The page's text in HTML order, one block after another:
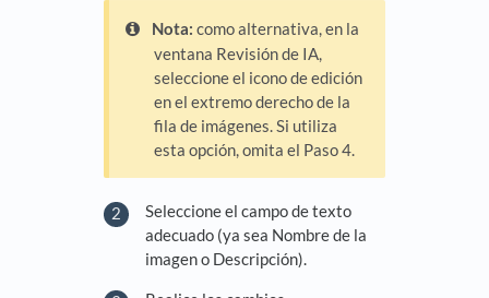
Nota: como alternativa, en la
ventana Revisión de IA,
seleccione el icono de edición
en el extremo derecho de la
fila de imágenes. Si utiliza
esta opción, omita el Paso 4.
Seleccione el campo de texto
adecuado (ya sea Nombre de la
imagen o Descripción).